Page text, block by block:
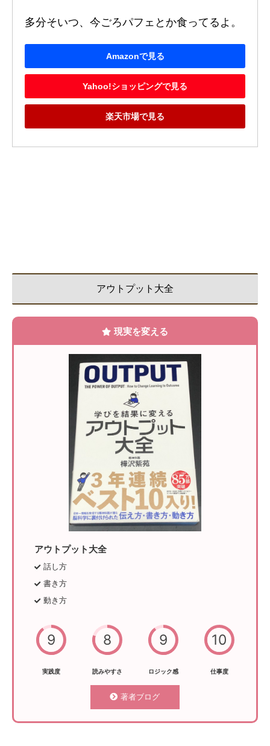
多分そいつ、今ごろパフェとか食ってるよ。
Amazonで見る
Yahoo!ショッピングで見る
楽天市場で見る
アウトプット大全
現実を変える
アウトプット大全
話し方
書き方
動き方
9
実践度
8
読みやすさ
9
ロジック感
10
仕事度
著者ブログ